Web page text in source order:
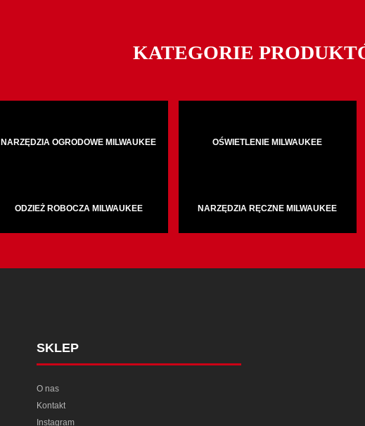
KATEGORIE
NARZĘDZIA OGRODOWE MILWAUKEE OŚWIETLENIE MILWAUKEE
ODZIEŻ ROBOCZA MILWAUKEE NARZĘDZIA RĘCZNE MILWAUKEE
SKLEP
O nas
Kontakt
Instagram